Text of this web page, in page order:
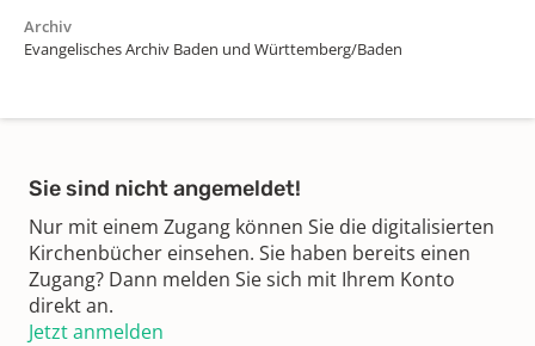
Archiv
Evangelisches Archiv Baden und Württemberg/Baden
Sie sind nicht angemeldet!
Nur mit einem Zugang können Sie die digitalisierten
Kirchenbücher einsehen. Sie haben bereits einen
Zugang? Dann melden Sie sich mit Ihrem Konto
direkt an.
Jetzt anmelden